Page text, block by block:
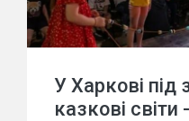
У Харкові
казкові